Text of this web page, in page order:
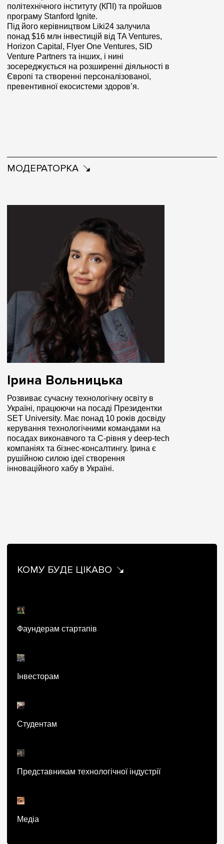
політехнічного інституту (КПІ) та пройшов
програму Stanford Ignite.
Під його керівництвом Liki24 залучила
понад $16 млн інвестицій від TA Ventures,
Horizon Capital, Flyer One Ventures, SID
Venture Partners та інших, і нині
зосереджується на розширенні діяльності в
Європі та створенні персоналізованої,
превентивної екосистеми здоров’я.
МОДЕРАТОРКА
Ірина Вольницька
Розвиває сучасну технологічну освіту в
Україні, працюючи на посаді Президентки
SET University. Має понад 10 років досвіду
керування технологічними командами на
посадах виконавчого та C-рівня у deep-tech
компаніях та бізнес-консалтингу. Ірина є
рушійною силою ідеї створення
інноваційного хабу в Україні.
КОМУ БУДЕ ЦІКАВО
Фаундерам стартапів
Інвесторам
Студентам
Представникам технологічної індустрії
Медіа